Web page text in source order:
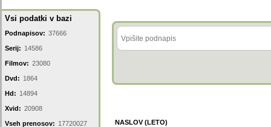
Vsi podatki v bazi
Podnapisov: 37666
Serij: 14586
Filmov: 23080
Dvd: 1864
Hd: 14894
Xvid: 20908
Vseh prenosov: 17720027 NASLOV (LETO)